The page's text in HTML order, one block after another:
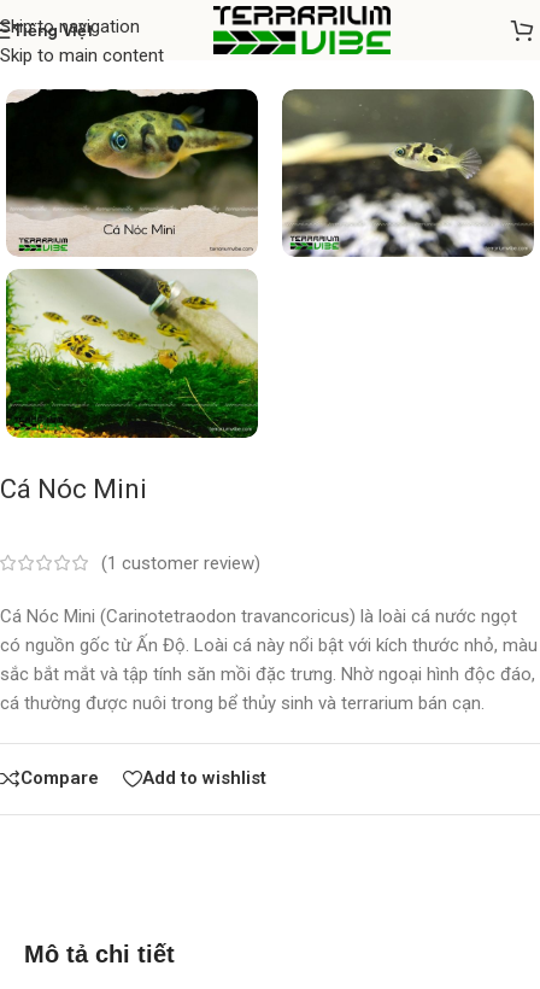
Skip to navigation
Skip to main content
Tiếng Việt
Home/Cá thủy sinh
Cá Nóc Mini
(1 customer review)
Cá Nóc Mini (Carinotetraodon travancoricus) là loài cá nước ngọt
có nguồn gốc từ Ấn Độ. Loài cá này nổi bật với kích thước nhỏ, màu
sắc bắt mắt và tập tính săn mồi đặc trưng. Nhờ ngoại hình độc đáo,
cá thường được nuôi trong bể thủy sinh và terrarium bán cạn.
Compare Add to wishlist
Mô tả chi tiết